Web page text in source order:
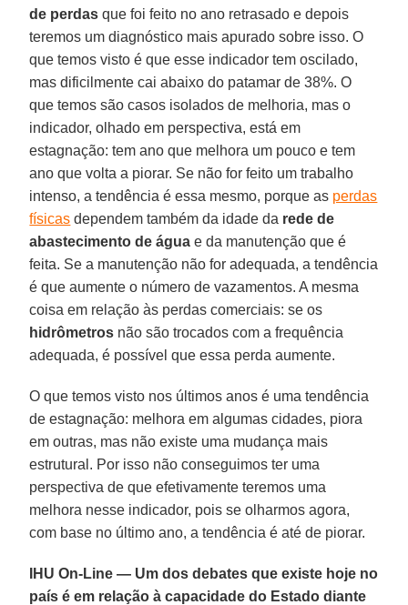
de perdas que foi feito no ano retrasado e depois
teremos um diagnóstico mais apurado sobre isso. O
que temos visto é que esse indicador tem oscilado,
mas dificilmente cai abaixo do patamar de 38%. O
que temos são casos isolados de melhoria, mas o
indicador, olhado em perspectiva, está em
estagnação: tem ano que melhora um pouco e tem
ano que volta a piorar. Se não for feito um trabalho
intenso, a tendência é essa mesmo, porque as perdas
físicas dependem também da idade da rede de
abastecimento de água e da manutenção que é
feita. Se a manutenção não for adequada, a tendência
é que aumente o número de vazamentos. A mesma
coisa em relação às perdas comerciais: se os
hidrômetros não são trocados com a frequência
adequada, é possível que essa perda aumente.
O que temos visto nos últimos anos é uma tendência
de estagnação: melhora em algumas cidades, piora
em outras, mas não existe uma mudança mais
estrutural. Por isso não conseguimos ter uma
perspectiva de que efetivamente teremos uma
melhora nesse indicador, pois se olharmos agora,
com base no último ano, a tendência é até de piorar.
IHU On-Line — Um dos debates que existe hoje no
país é em relação à capacidade do Estado diante